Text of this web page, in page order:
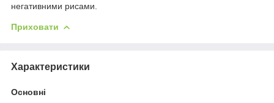
негативними рисами.
Приховати
Характеристики
Основні